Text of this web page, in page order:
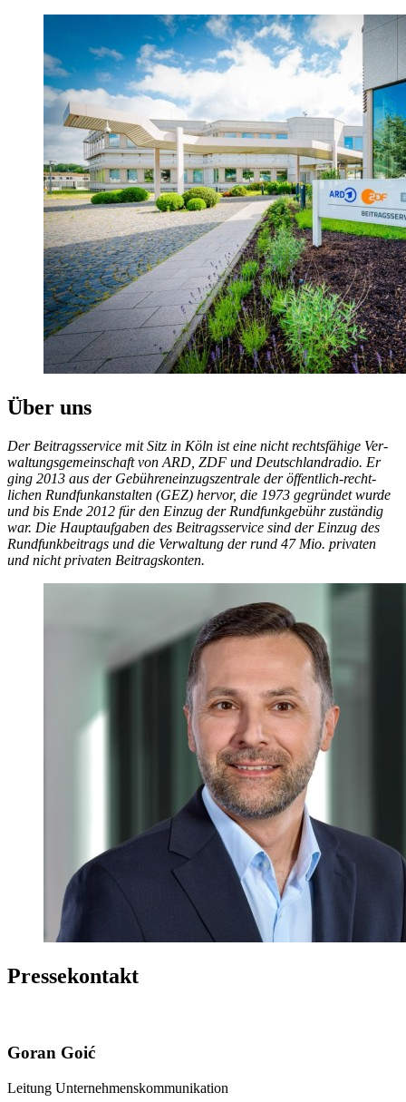
Über uns
Der Beitrags­service mit Sitz in Köln ist eine nicht rechts­fähige Ver­
waltungs­ge­meinschaft von ARD, ZDF und Deutsch­land­radio. Er
ging 2013 aus der Gebühren­ein­zugs­zentrale der öffentlich-recht­
lichen Rund­funk­anstalten (GEZ) her­vor, die 1973 ge­gründet wurde
und bis Ende 2012 für den Ein­zug der Rund­funk­gebühr zu­ständig
war. Die Haupt­auf­gaben des Beitrags­service sind der Ein­zug des
Rund­funk­beitrags und die Ver­wal­tung der rund 47 Mio. privaten
und nicht privaten Beitrags­konten.
Pressekontakt
Goran Goić
Leitung Unternehmenskommunikation